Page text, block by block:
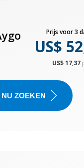
Prijs voor 3
US$
US$ 17,37
NU ZOEKEN